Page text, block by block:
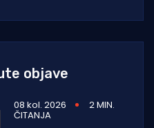
objave
08 kol. 2026 2 MIN.
ČITANJA